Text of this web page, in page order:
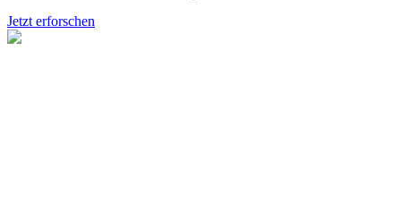
Jetzt erforschen